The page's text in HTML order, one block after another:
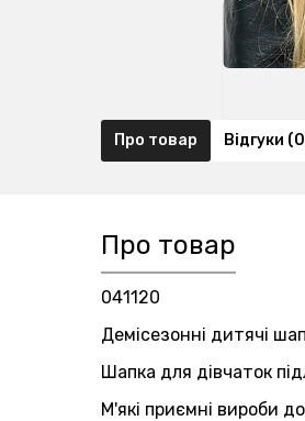
Про товар Відгуки
Про товар
041120
Демісезонні дитячі
Шапка для дівчаток
М'які приємні вироби